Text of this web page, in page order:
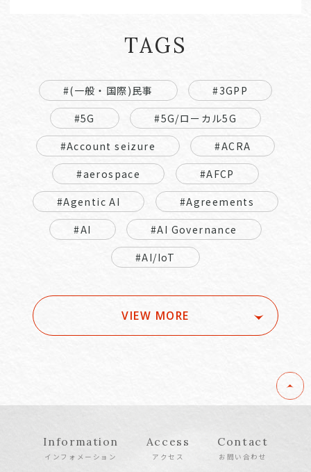
TAGS
#(一般・国際)民事
#3GPP
#5G
#5G/ローカル5G
#Account seizure
#ACRA
#aerospace
#AFCP
#Agentic AI
#Agreements
#AI
#AI Governance
#AI/IoT
VIEW MORE
Information
インフォメーション
Access
アクセス
Contact
お問い合わせ